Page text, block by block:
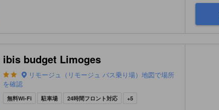
ibis budget Limoges
リモージュ（リモージュ バス乗り場）地図で場所
を確認
無料Wi-Fi 駐車場 24時間フロント対応 +5